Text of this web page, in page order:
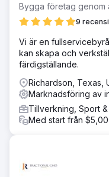
Bygga företag genom
9
Vi är en
kan skapa och
färdigställande.
Richardson, Texas,
Marknadsföring av
Tillverkning, Sport
Med start från